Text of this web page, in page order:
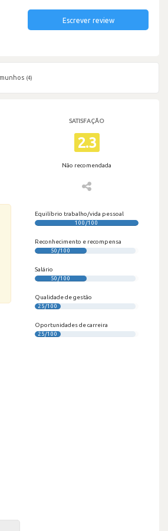
Escrever review
(4)
SATISFAÇÃO
2.3
Não recomendada
Equilíbrio trabalho/vida pessoal
100/100
Reconhecimento e recompensa
50/100
Salário
50/100
Qualidade de gestão
25/100
Oportunidades de carreira
25/100